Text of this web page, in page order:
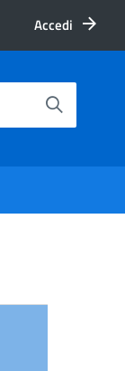
Accedi